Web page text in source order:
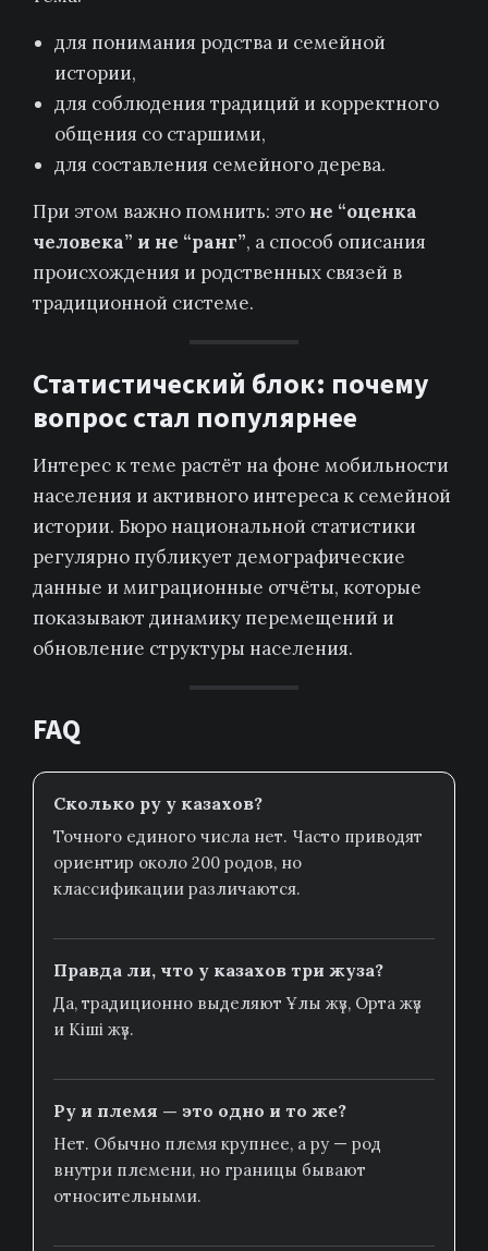
для понимания родства и семейной
истории,
для соблюдения традиций и корректного
общения со старшими,
для составления семейного дерева.
При этом важно помнить: это не “оценка
человека” и не “ранг”, а способ описания
происхождения и родственных связей в
традиционной системе.
Статистический блок: почему
вопрос стал популярнее
Интерес к теме растёт на фоне мобильности
населения и активного интереса к семейной
истории. Бюро национальной статистики
регулярно публикует демографические
данные и миграционные отчёты, которые
показывают динамику перемещений и
обновление структуры населения.
FAQ
Сколько ру у казахов?
Точного единого числа нет. Часто приводят
ориентир около 200 родов, но
классификации различаются.
Правда ли, что у казахов три жуза?
Да, традиционно выделяют Ұлы жүз, Орта жүз
и Кіші жүз.
Ру и племя — это одно и то же?
Нет. Обычно племя крупнее, а ру — род
внутри племени, но границы бывают
относительными.